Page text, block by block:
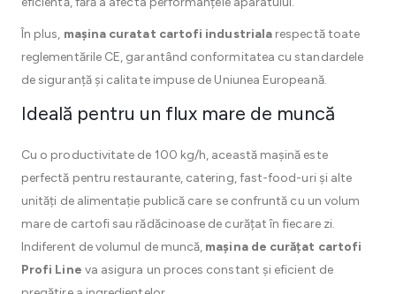
În plus, mașina curatat cartofi industriala respectă toate
reglementările CE, garantând conformitatea cu standardele
de siguranță și calitate impuse de Uniunea Europeană.
Ideală pentru un flux mare de muncă
Cu o productivitate de 100 kg/h, această mașină este
perfectă pentru restaurante, catering, fast-food-uri și alte
unități de alimentație publică care se confruntă cu un volum
mare de cartofi sau rădăcinoase de curățat în fiecare zi.
Indiferent de volumul de muncă, mașina de curățat cartofi
Profi Line va asigura un proces constant și eficient de